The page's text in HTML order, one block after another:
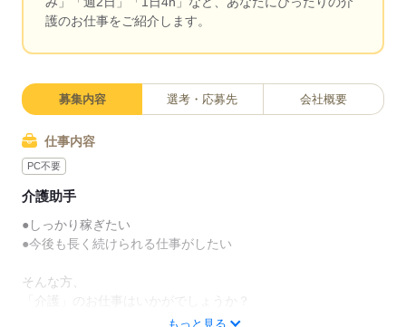
護のお仕事をご紹介します。
募集内容 選考・応募先 会社概要
仕事内容
PC不要
介護助手
●しっかり稼ぎたい
●今後も長く続けられる仕事がしたい
そんな方、
もっと見る